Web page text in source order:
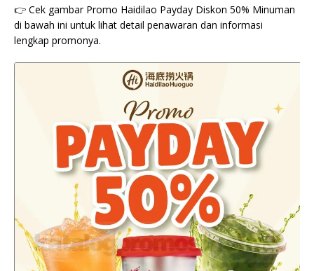
👉 Cek gambar Promo Haidilao Payday Diskon 50% Minuman
di bawah ini untuk lihat detail penawaran dan informasi
lengkap promonya.